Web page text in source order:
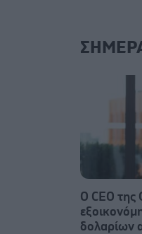
ΣΗΜΕΡΑ
Ο CEO της
δολαρίων